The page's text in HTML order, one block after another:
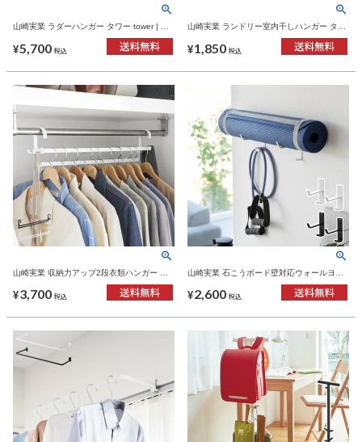
山崎実業 ラダーハンガー タワー tower | イ
ンテリア雑貨・タワーシリーズ
¥5,700 税込
山崎実業 ランドリー室内干しハンガー タワ
ー tower | 室内物干し・タワーシリーズ
¥1,850 税込
山崎実業 収納力アップ2段衣類ハンガー ス
ートシリーズ
¥3,700 税込
山崎実業 石こうボード壁対応ウォールヨガ
インテリア雑貨・タワーシリーズ
¥2,600 税込